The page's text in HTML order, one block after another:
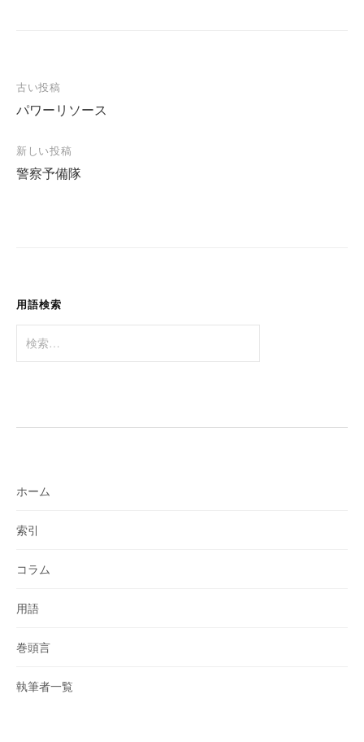
投
稿
ナ
ビ
ゲ
古い投稿
パワーリソース
新しい投稿
警察予備隊
用語検索
索:
ホーム
索引
コラム
用語
巻頭言
執筆者一覧